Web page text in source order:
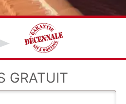
GRATUIT